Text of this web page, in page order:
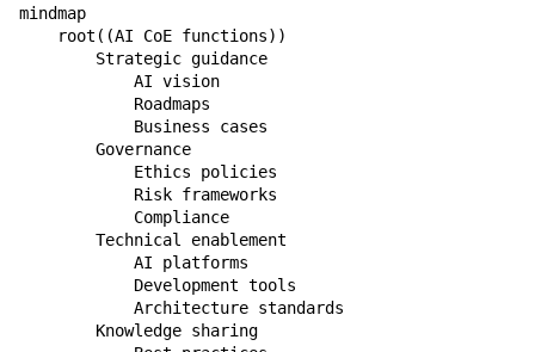
mindmap
    root((AI CoE functions))
        Strategic guidance
            AI vision
            Roadmaps
            Business cases
        Governance
            Ethics policies
            Risk frameworks
            Compliance
        Technical enablement
            AI platforms
            Development tools
            Architecture standards
        Knowledge sharing